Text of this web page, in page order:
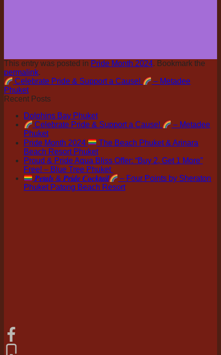
This entry was posted in Pride Month 2024. Bookmark the
permalink.
Celebrate Pride & Support a Cause!
– Metadee
Phuket
Recent Posts
Dolphins Bay Phuket
Celebrate Pride & Support a Cause!
– Metadee
Phuket
Pride Month 2024
The Beach Phuket & Arinara
Beach Resort Phuket
Proud & Pride Aqua Bliss Offer: “Buy 2, Get 1 More”
Free! – Blue Tree Phuket
𝑷𝒆𝒕𝒂𝒍𝒔 & 𝑷𝒓𝒊𝒅𝒆 𝑪𝒐𝒄𝒌𝒕𝒂𝒊𝒍
– Four Points by Sheraton
Phuket Patong Beach Resort